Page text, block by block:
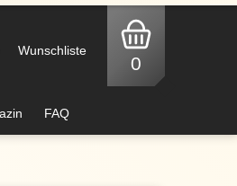
Wunschliste
0
FAQ